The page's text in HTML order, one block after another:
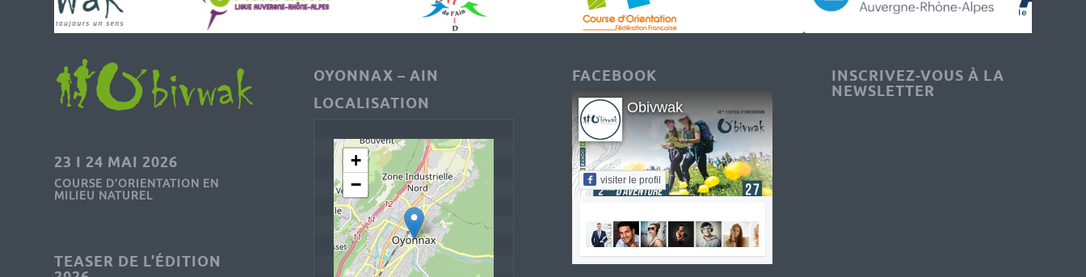
23 I 24 MAI 2026
COURSE D’ORIENTATION EN
MILIEU NATUREL
TEASER DE L’ÉDITION
OYONNAX – AIN
LOCALISATION
+
−
FACEBOOK
Obivwak
visiter le profil
INSCRIVEZ-VOUS À LA
NEWSLETTER